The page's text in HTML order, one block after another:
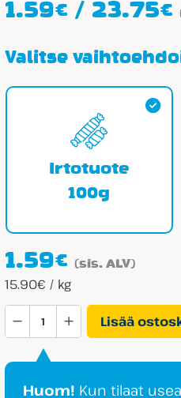
1.59€ / 23.75€
Valitse
Irtotuote
100g
1.59€ (sis. ALV)
15.90€ / kg
Cloetta
Kirpeät
Colapullot
Lisää
Huom! Kun tilaat